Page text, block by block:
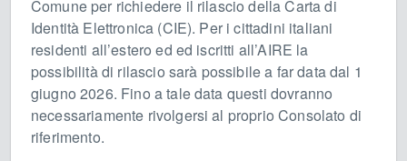
Comune per richiedere il rilascio della Carta di
Identità Elettronica (CIE). Per i cittadini italiani
residenti all’estero ed ed iscritti all’AIRE la
possibilità di rilascio sarà possibile a far data dal 1
giugno 2026. Fino a tale data questi dovranno
necessariamente rivolgersi al proprio Consolato di
riferimento.